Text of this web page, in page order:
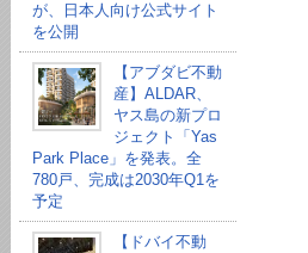
が、日本人向け公式サイト
を公開
【アブダビ不動
産】ALDAR、
ヤス島の新プロ
ジェクト「Yas
Park Place」を発表。全
780戸、完成は2030年Q1を
予定
【ドバイ不動